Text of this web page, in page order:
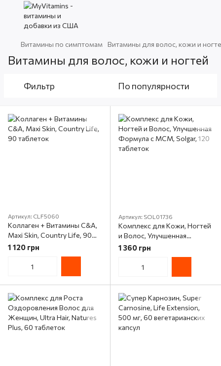
Витамины по симптомам Витамины для волос, кожи и
Витамины для волос, кожи и ногтей
Фильтр По популярности
Артикул: CLF5060
Коллаген + Витамины С&А,
Maxi Skin, Country Life, 90
таблеток
1 120 грн
Артикул: SOL01736
Комплекс для Кожи, Ногтей
и Волос, Улучшенная
Формула с МСМ, Solgar, 120
1 360 грн